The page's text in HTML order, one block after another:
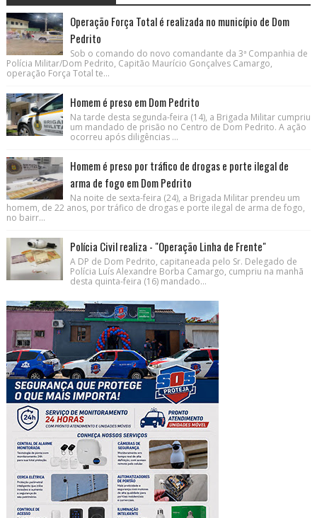
Operação Força Total é realizada no município de Dom
Pedrito
Sob o comando do novo comandante da 3ª Companhia de
Polícia Militar/Dom Pedrito, Capitão Maurício Gonçalves Camargo,
operação Força Total te...
Homem é preso em Dom Pedrito
Na tarde desta segunda-feira (14), a Brigada Militar cumpriu
um mandado de prisão no Centro de Dom Pedrito. A ação
ocorreu após diligências ...
Homem é preso por tráfico de drogas e porte ilegal de
arma de fogo em Dom Pedrito
Na noite de sexta-feira (24), a Brigada Militar prendeu um
homem, de 22 anos, por tráfico de drogas e porte ilegal de arma de fogo,
no bairr...
Polícia Civil realiza - "Operação Linha de Frente"
A DP de Dom Pedrito, capitaneada pelo Sr. Delegado de
Polícia Luís Alexandre Borba Camargo, cumpriu na manhã
desta quinta-feira (16) mandado...